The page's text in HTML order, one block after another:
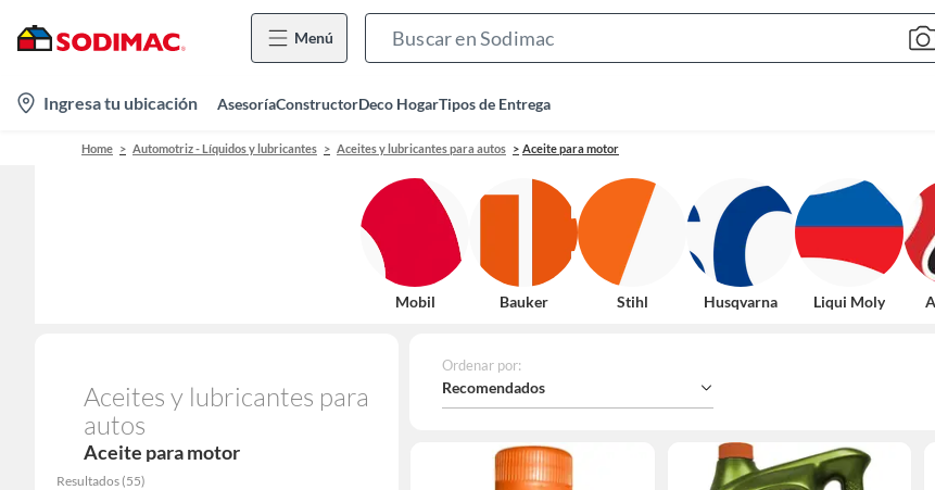
Menú
Bar
location-
icon
Ingresa tu ubicación AsesoríaConstructorDeco HogarTipos de Entrega
Home Automotriz - Líquidos y lubricantes Aceites y lubricantes para autos Aceite para motor
Mobil Bauker Stihl Husqvarna Liqui Moly
Aceites y lubricantes para
autos
Aceite para motor
Resultados (55)
Ordenar por:
Recomendados